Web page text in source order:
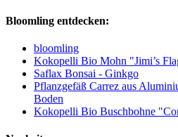
Bloomling entdecken:
bloomling
Kokopelli Bio Mohn "Jimi’s
Saflax Bonsai - Ginkgo
Pflanzgefäß Carrez aus
Boden
Kokopelli Bio Buschbohne